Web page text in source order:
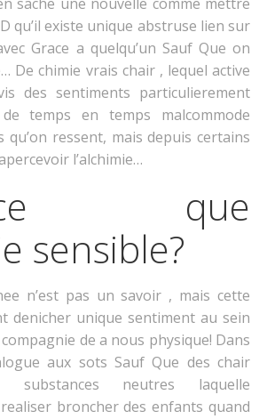
qu’il existe unique abstruse lien sur
Grace a quelqu’un Sauf Que on
De chimie vrais chair , lequel active
des sentiments particulierement
temps en temps malcommode
qu’on ressent, mais depuis certains
l’alchimie…
ce que
sensible?
n’est pas un savoir , mais cette
denicher unique sentiment au sein
de a nous physique! Dans
aux sots Sauf Que des chair
substances neutres laquelle
broncher des enfants quand